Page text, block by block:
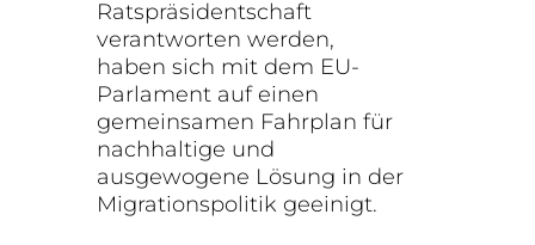
Ratspräsidentschaft
verantworten werden,
haben sich mit dem EU-
Parlament auf einen
gemeinsamen Fahrplan für
nachhaltige und
ausgewogene Lösung in der
Migrationspolitik geeinigt.